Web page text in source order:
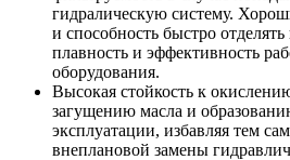
гидралическую систему.
и способность быстро
плавность и эффективность
оборудования.
Высокая стойкость к
загущению масла и
эксплуатации, избавляя тем
внеплановой замены